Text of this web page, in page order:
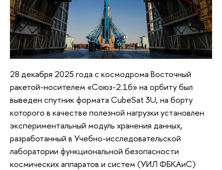
28 декабря 2025 года с космодрома Восточный
ракетой-носителем «Союз-2.1б» на орбиту был
выведен спутник формата CubeSat 3U, на борту
которого в качестве полезной нагрузки установлен
экспериментальный модуль хранения данных,
разработанный в Учебно-исследовательской
лаборатории функциональной безопасности
космических аппаратов и систем (УИЛ ФБКАиС)